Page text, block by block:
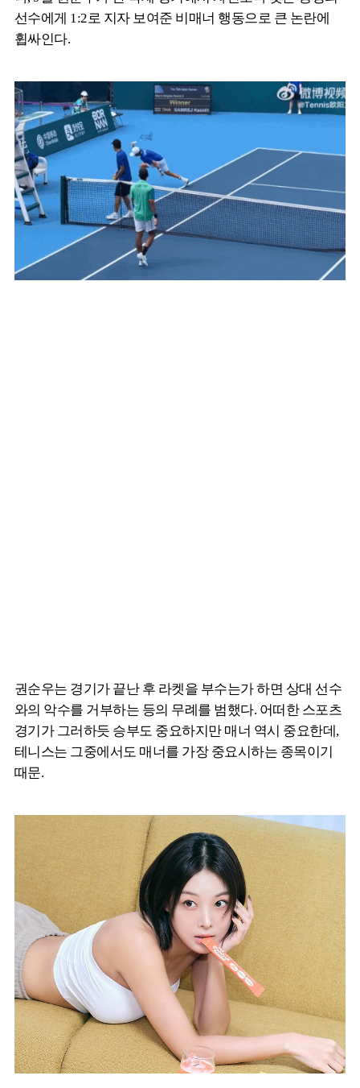
선수에게 1:2로 지자 보여준 비매너 행동으로 큰 논란에
휩싸인다.
권순우는 경기가 끝난 후 라켓을 부수는가 하면 상대 선수
와의 악수를 거부하는 등의 무례를 범했다. 어떠한 스포츠
경기가 그러하듯 승부도 중요하지만 매너 역시 중요한데,
테니스는 그중에서도 매너를 가장 중요시하는 종목이기
때문.